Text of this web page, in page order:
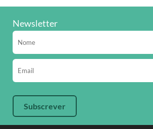
Newsletter